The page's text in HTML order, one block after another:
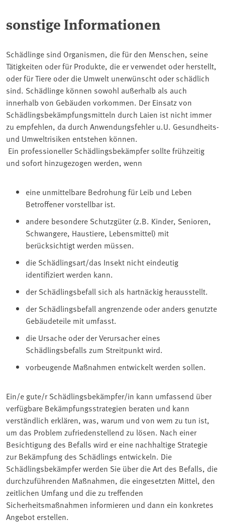
sonstige Informationen
Schädlinge sind Organismen, die für den Menschen, seine
Tätigkeiten oder für Produkte, die er verwendet oder herstellt,
oder für Tiere oder die Umwelt unerwünscht oder schädlich
sind. Schädlinge können sowohl außerhalb als auch
innerhalb von Gebäuden vorkommen. Der Einsatz von
Schädlingsbekämpfungsmitteln durch Laien ist nicht immer
zu empfehlen, da durch Anwendungsfehler u.U. Gesundheits-
und Umweltrisiken entstehen können.
Ein professioneller Schädlingsbekämpfer sollte frühzeitig
und sofort hinzugezogen werden, wenn
eine unmittelbare Bedrohung für Leib und Leben
Betroffener vorstellbar ist.
andere besondere Schutzgüter (z.B. Kinder, Senioren,
Schwangere, Haustiere, Lebensmittel) mit
berücksichtigt werden müssen.
die Schädlingsart/das Insekt nicht eindeutig
identifiziert werden kann.
der Schädlingsbefall sich als hartnäckig herausstellt.
der Schädlingsbefall angrenzende oder anders genutzte
Gebäudeteile mit umfasst.
die Ursache oder der Verursacher eines
Schädlingsbefalls zum Streitpunkt wird.
vorbeugende Maßnahmen entwickelt werden sollen.
Ein/e gute/r Schädlingsbekämpfer/in kann umfassend über
verfügbare Bekämpfungsstrategien beraten und kann
verständlich erklären, was, warum und von wem zu tun ist,
um das Problem zufriedenstellend zu lösen. Nach einer
Besichtigung des Befalls wird er eine nachhaltige Strategie
zur Bekämpfung des Schädlings entwickeln. Die
Schädlingsbekämpfer werden Sie über die Art des Befalls, die
durchzuführenden Maßnahmen, die eingesetzten Mittel, den
zeitlichen Umfang und die zu treffenden
Sicherheitsmaßnahmen informieren und dann ein konkretes
Angebot erstellen.